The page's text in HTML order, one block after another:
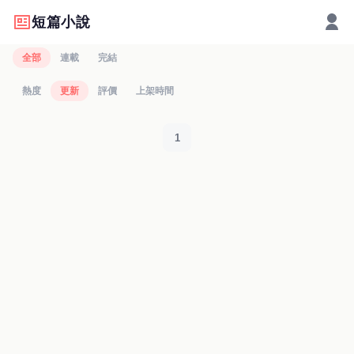
短篇小說
全部 連載 完結
熱度 更新 評價 上架時間
1